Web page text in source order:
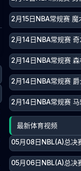
2月15日NBA常规赛
2月14日NBA常规赛
2月14日NBA常规赛
2月14日NBA常规赛
2月14日NBA常规赛
最新体育视频
05月08日NBL(A)总决
05月06日NBL(A)总决